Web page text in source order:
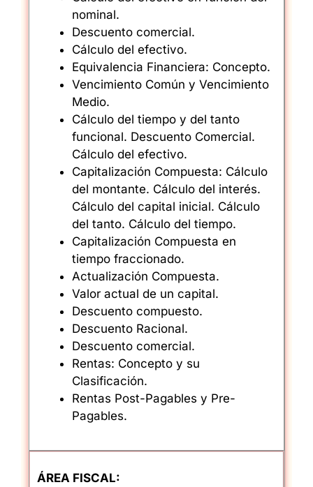
nominal.
Descuento comercial.
Cálculo del efectivo.
Equivalencia Financiera: Concepto.
Vencimiento Común y Vencimiento
Medio.
Cálculo del tiempo y del tanto
funcional. Descuento Comercial.
Cálculo del efectivo.
Capitalización Compuesta: Cálculo
del montante. Cálculo del interés.
Cálculo del capital inicial. Cálculo
del tanto. Cálculo del tiempo.
Capitalización Compuesta en
tiempo fraccionado.
Actualización Compuesta.
Valor actual de un capital.
Descuento compuesto.
Descuento Racional.
Descuento comercial.
Rentas: Concepto y su
Clasificación.
Rentas Post-Pagables y Pre-
Pagables.
ÁREA FISCAL: